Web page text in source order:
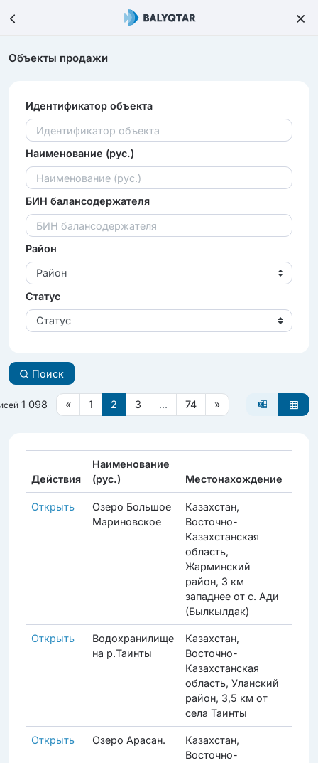
Объекты продажи
Идентификатор объекта
Наименование (рус.)
БИН балансодержателя
Район
Район
Статус
Статус
Поиск
1 098 « 1 2 3 ... 74 »
Действия
Наименование
(рус.)
Местонахождение
Открыть
Озеро Большое
Мариновское
Казахстан,
Восточно-
Казахстанская
область,
Жарминский
район, 3 км
западнее от с. Ади
(Былкылдак)
Открыть
Водохранилище
на р.Таинты
Казахстан,
Восточно-
Казахстанская
область, Уланский
район, 3,5 км от
села Таинты
Открыть Озеро Арасан.
Казахстан,
Восточно-